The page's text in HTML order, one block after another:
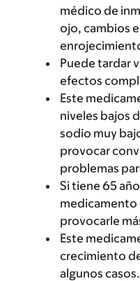
médico de
ojo, cambios
Puede tardar
efectos
Este
niveles bajos
sodio muy
provocar
problemas
Si tiene 65
medicamento
provocarle
Este
crecimiento
algunos